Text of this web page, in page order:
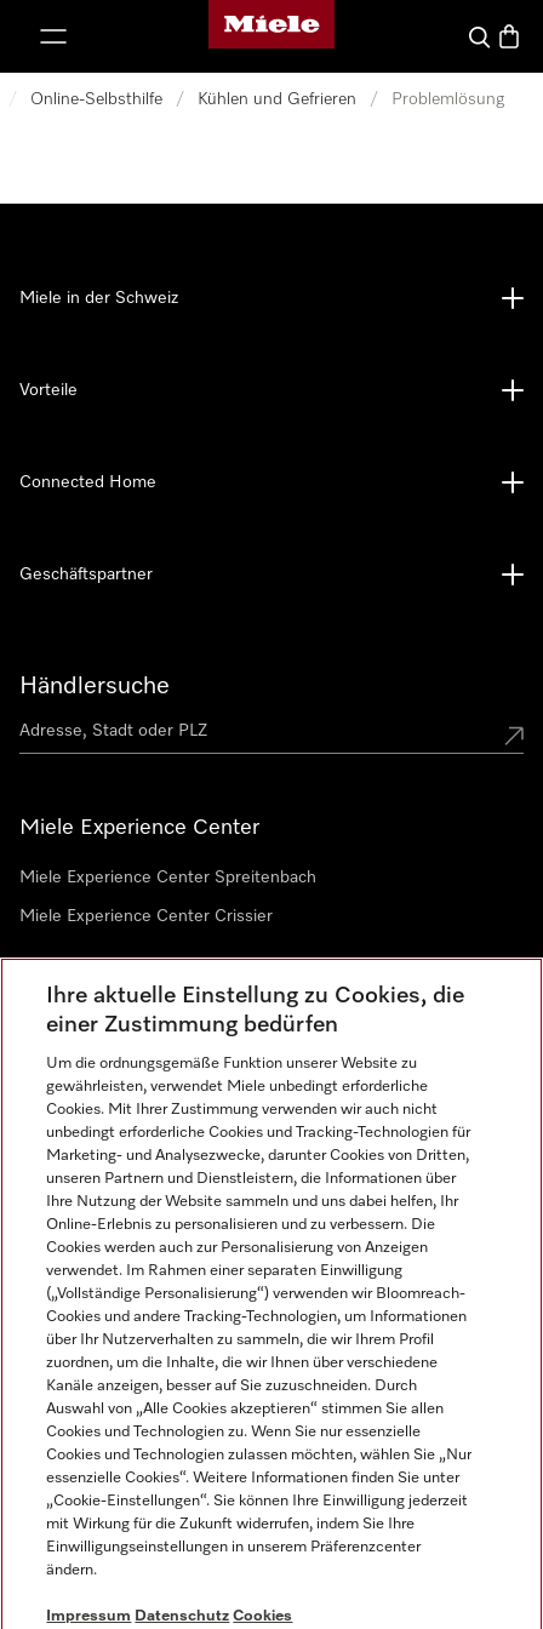
Miele-Homepage
Suche
/ Online-Selbsthilfe / Kühlen und Gefrieren / Problemlösung
Händlersuche
Miele Experience Center
Miele Experience Center Spreitenbach
Miele Experience Center Crissier
Newsletter
Sprache
DEUTSCH
Miele in der Schweiz
Vorteile
Connected Home
Geschäftspartner
Impressum
Datenschutz
Miele auf YoutubeMiele auf Instagram
Miele auf Facebook
Miele auf LinkedInMiele auf LinkedIn
Ihre aktuelle Einstellung zu Cookies, die
einer Zustimmung bedürfen
Um die ordnungsgemäße Funktion unserer Website zu
gewährleisten, verwendet Miele unbedingt erforderliche
Cookies. Mit Ihrer Zustimmung verwenden wir auch nicht
unbedingt erforderliche Cookies und Tracking-Technologien für
Marketing- und Analysezwecke, darunter Cookies von Dritten,
unseren Partnern und Dienstleistern, die Informationen über
Ihre Nutzung der Website sammeln und uns dabei helfen, Ihr
Online-Erlebnis zu personalisieren und zu verbessern. Die
Cookies werden auch zur Personalisierung von Anzeigen
verwendet. Im Rahmen einer separaten Einwilligung
(„Vollständige Personalisierung“) verwenden wir Bloomreach-
Cookies und andere Tracking-Technologien, um Informationen
über Ihr Nutzerverhalten zu sammeln, die wir Ihrem Profil
zuordnen, um die Inhalte, die wir Ihnen über verschiedene
Kanäle anzeigen, besser auf Sie zuzuschneiden. Durch
Auswahl von „Alle Cookies akzeptieren“ stimmen Sie allen
Cookies und Technologien zu. Wenn Sie nur essenzielle
Cookies und Technologien zulassen möchten, wählen Sie „Nur
essenzielle Cookies“. Weitere Informationen finden Sie unter
„Cookie-Einstellungen“. Sie können Ihre Einwilligung jederzeit
mit Wirkung für die Zukunft widerrufen, indem Sie Ihre
Einwilligungseinstellungen in unserem Präferenzcenter
ändern.
Impressum Datenschutz Cookies